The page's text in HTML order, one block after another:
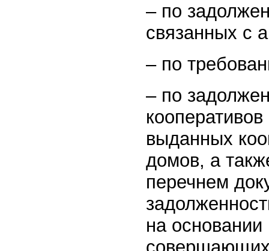
– по
связанных с
– по
– по
выданных
домов, а
перечнем
на